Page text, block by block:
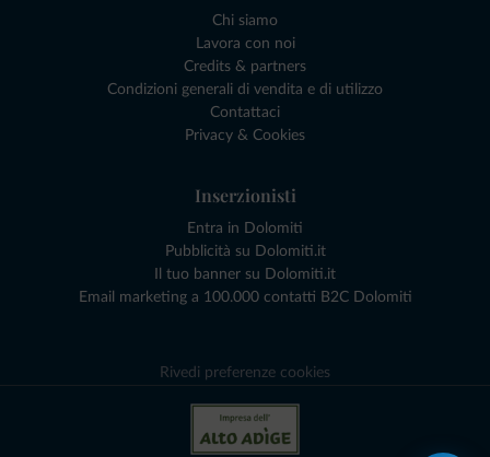
Chi siamo
Lavora con noi
Credits & partners
Condizioni generali di vendita e di utilizzo
Contattaci
Privacy & Cookies
Inserzionisti
Entra in Dolomiti
Pubblicità su Dolomiti.it
Il tuo banner su Dolomiti.it
Email marketing a 100.000 contatti B2C Dolomiti
Rivedi preferenze cookies